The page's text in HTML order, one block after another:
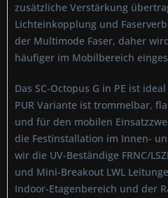
zusätzliche Verstärkung
Lichteinkopplung und
der Multimode Faser, daher
häufiger im Mobilbereich
Das SC-Octopus G in PE ist
PUR Variante ist trommelbar,
und für den mobilen
die Festinstallation im Innen-
wir die UV-Beständige FRNC/
und Mini-Breakout LWL
Indoor-Etagenbereich und der